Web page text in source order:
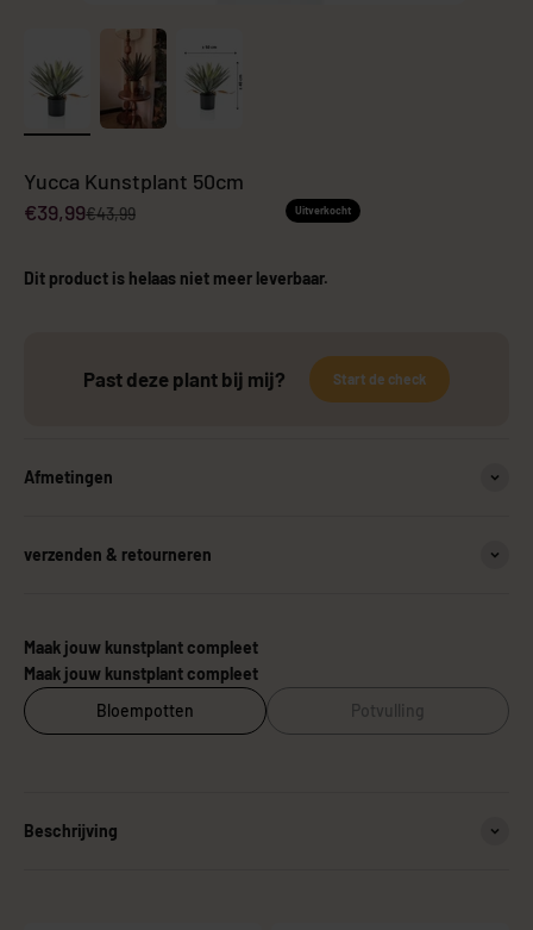
Yucca Kunstplant 50cm
Aanbiedingsprijs
€39,99Normale prijs
€43,99 Uitverkocht
Dit product is helaas niet meer leverbaar.
Past deze plant bij mij? Start de check
Afmetingen
verzenden & retourneren
Maak jouw kunstplant compleet
Maak jouw kunstplant compleet
Bloempotten
Potvulling
Beschrijving